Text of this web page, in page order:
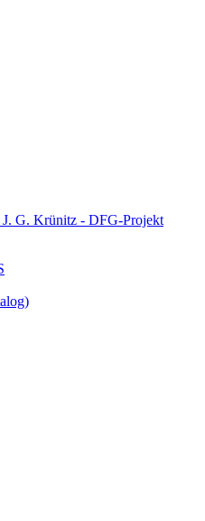
G. Krünitz - DFG-Projekt